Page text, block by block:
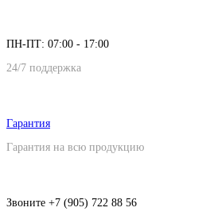
ПН-ПТ: 07:00 - 17:00
24/7 поддержка
Гарантия
Гарантия на всю продукцию
Звоните +7 (905) 722 88 56